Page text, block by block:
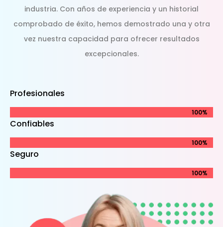
industria. Con años de experiencia y un historial
comprobado de éxito, hemos demostrado una y otra
vez nuestra capacidad para ofrecer resultados
excepcionales.
Profesionales
100%
100%
Confiables
100%
100%
Seguro
100%
100%